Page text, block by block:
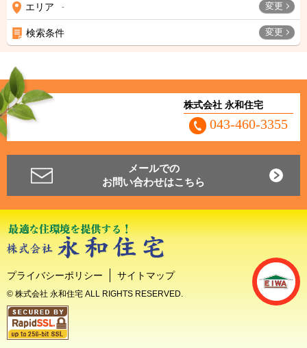
エリア - 変更
検索条件 変更
株式会社 永和住宅
043-460-3355
メールでの
お問い合わせはこちら
プライバシーポリシー サイトマップ
© 株式会社 永和住宅 ALL RIGHTS RESERVED.